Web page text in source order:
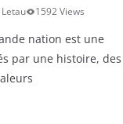
1592 Views
nation est une
par une histoire, des